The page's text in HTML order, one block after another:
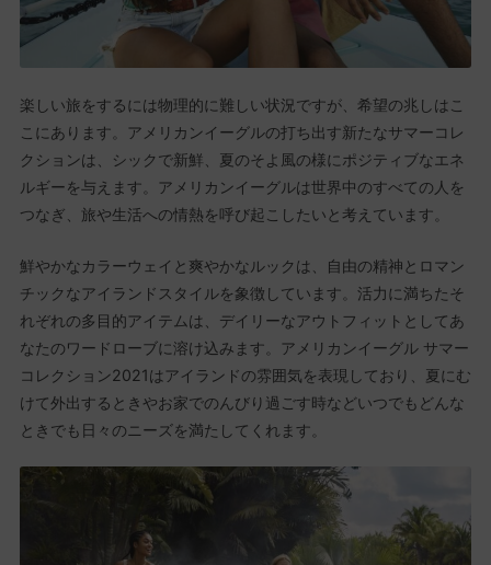
楽しい旅をするには物理的に難しい状況ですが、希望の兆しはこ
こにあります。アメリカンイーグルの打ち出す新たなサマーコレ
クションは、シックで新鮮、夏のそよ風の様にポジティブなエネ
ルギーを与えます。アメリカンイーグルは世界中のすべての人を
つなぎ、旅や生活への情熱を呼び起こしたいと考えています。
鮮やかなカラーウェイと爽やかなルックは、自由の精神とロマン
チックなアイランドスタイルを象徴しています。活力に満ちたそ
れぞれの多目的アイテムは、デイリーなアウトフィットとしてあ
なたのワードローブに溶け込みます。アメリカンイーグル サマー
コレクション2021はアイランドの雰囲気を表現しており、夏にむ
けて外出するときやお家でのんびり過ごす時などいつでもどんな
ときでも日々のニーズを満たしてくれます。